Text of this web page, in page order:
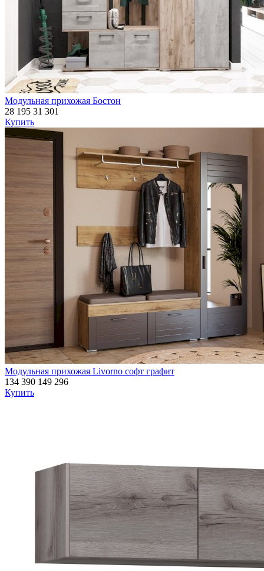
Модульная прихожая Бостон
28 195 31 301
Купить
Модульная прихожая Livorno софт графит
134 390 149 296
Купить